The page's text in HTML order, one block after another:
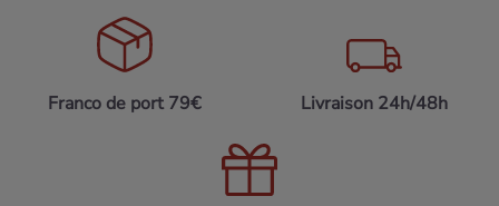
Franco de port 79€ Livraison 24h/48h